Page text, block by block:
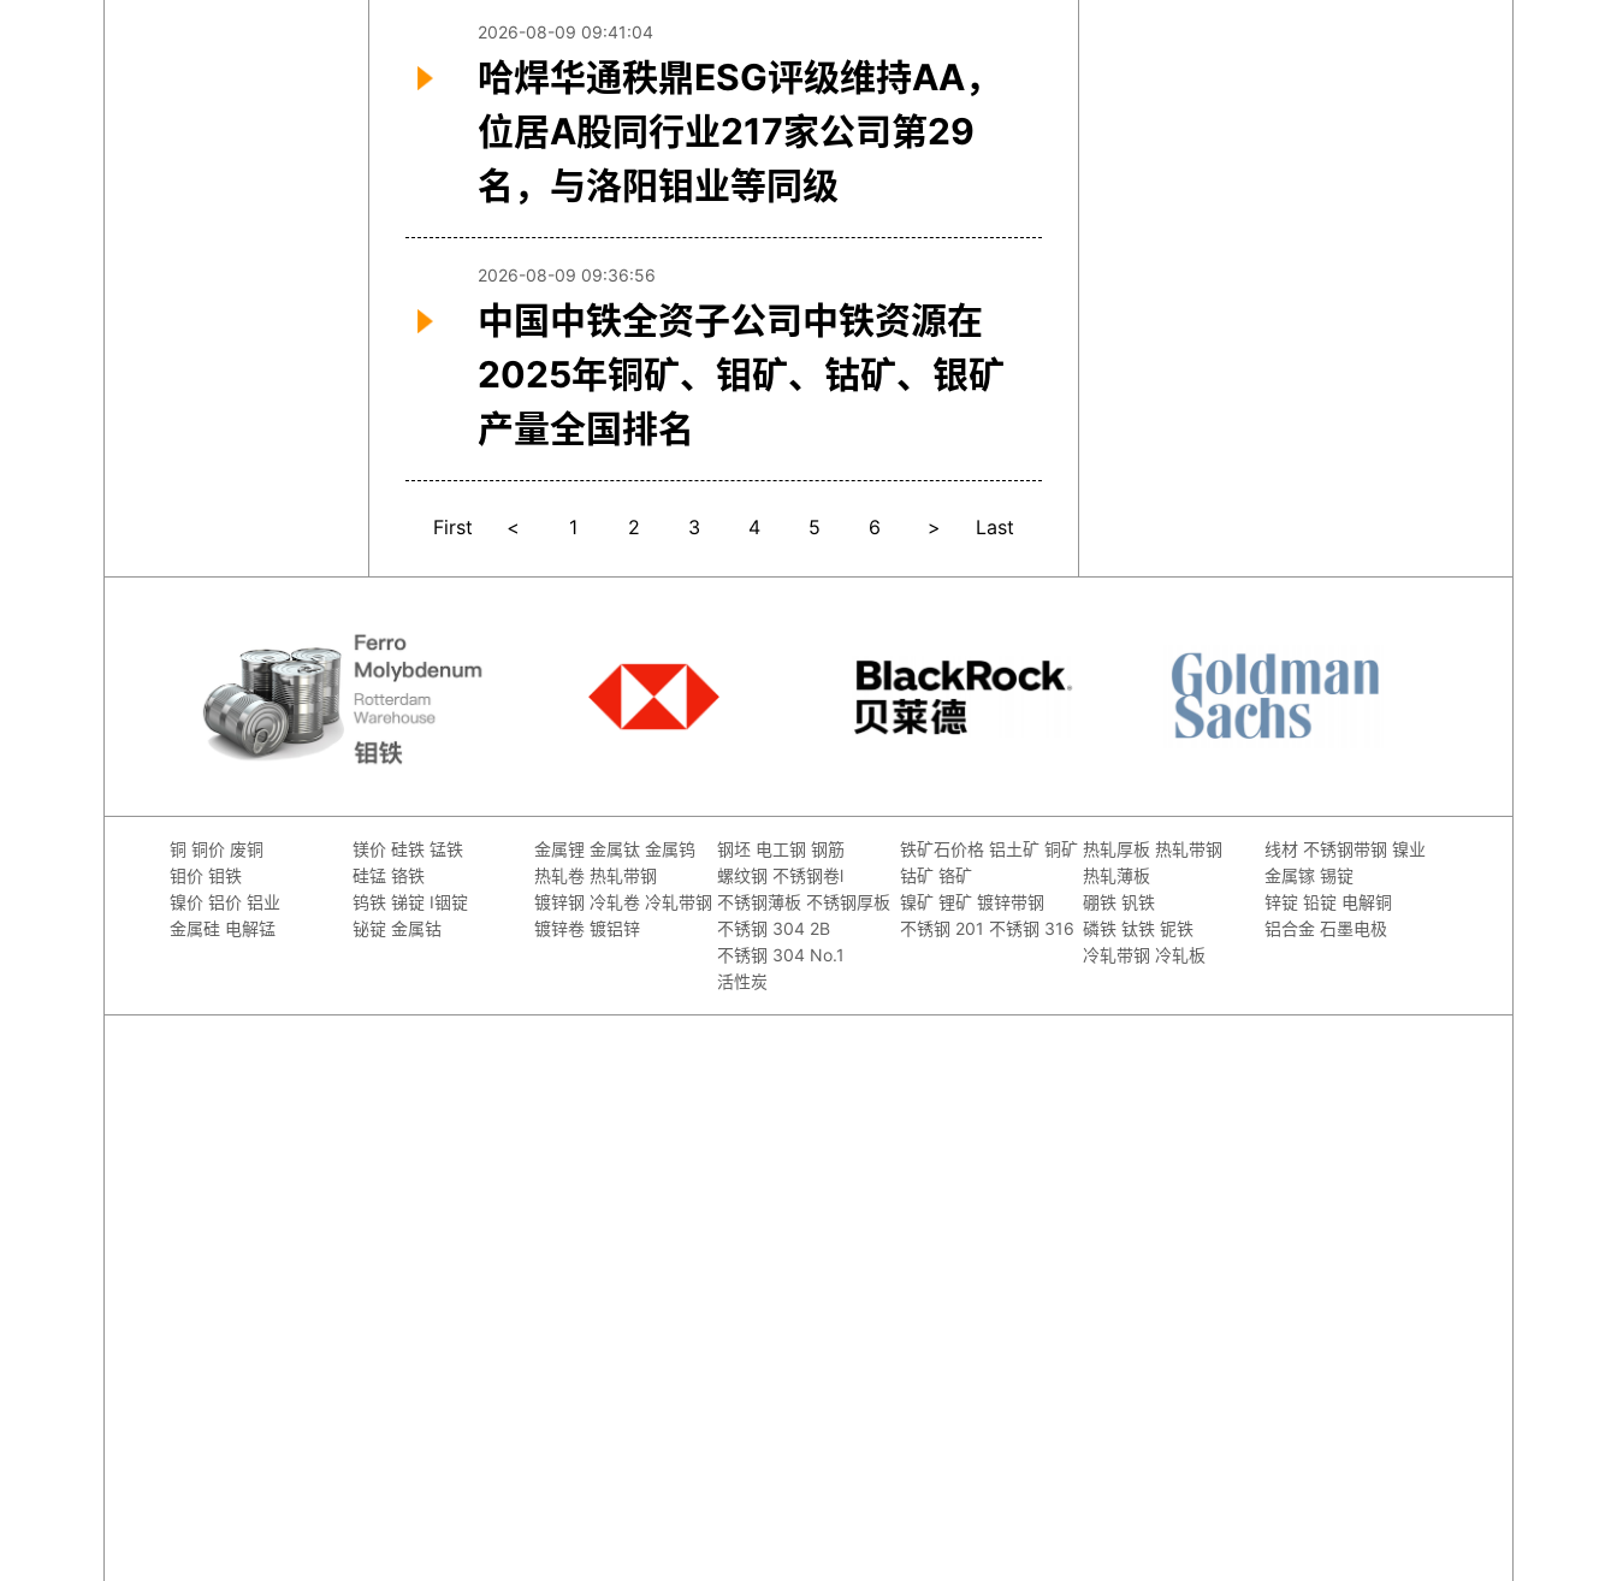
2026-08-09 09:41:04
哈焊华通秩鼎ESG评级维持AA，
位居A股同行业217家公司第29
名，与洛阳钼业等同级
2026-08-09 09:36:56
中国中铁全资子公司中铁资源在
2025年铜矿、钼矿、钴矿、银矿
产量全国排名
First < 1 2 3 4 5 6 > Last
铜 铜价 废铜
钼价 钼铁
镍价 铝价 铝业
金属硅 电解锰
镁价 硅铁 锰铁
硅锰 铬铁
钨铁 锑锭 I铟锭
铋锭 金属钴
金属锂 金属钛 金属钨
热轧卷 热轧带钢
镀锌钢 冷轧卷 冷轧带钢
镀锌卷 镀铝锌
钢坯 电工钢 钢筋
螺纹钢 不锈钢卷l
不锈钢薄板 不锈钢厚板
不锈钢 304 2B
不锈钢 304 No.1
活性炭
铁矿石价格 铝土矿 铜矿
钴矿 铬矿
镍矿 锂矿 镀锌带钢
不锈钢 201 不锈钢 316
热轧厚板 热轧带钢
热轧薄板
硼铁 钒铁
磷铁 钛铁 铌铁
冷轧带钢 冷轧板
线材 不锈钢带钢 镍业
金属镓 锡锭
锌锭 铅锭 电解铜
铝合金 石墨电极